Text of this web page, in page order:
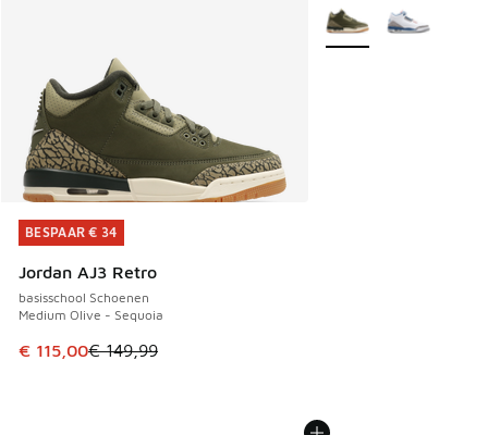
BESPAAR € 34
Jordan AJ3 Retro
basisschool Schoenen
Medium Olive - Sequoia
Dit artikel is in de uitverkoop. Dit artikel is in de
€ 115,00€ 149,99
BESPAAR € 34
Meer kleuren